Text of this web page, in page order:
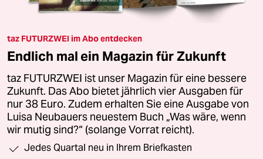
taz FUTURZWEI im Abo entdecken
Endlich mal ein Magazin für Zukunft
taz FUTURZWEI ist unser Magazin für eine bessere
Zukunft. Das Abo bietet jährlich vier Ausgaben für
nur 38 Euro. Zudem erhalten Sie eine Ausgabe von
Luisa Neubauers neuestem Buch „Was wäre, wenn
wir mutig sind?“ (solange Vorrat reicht).
Jedes Quartal neu in Ihrem Briefkasten